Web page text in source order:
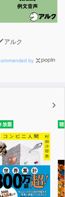
アルク
by
放題 聴